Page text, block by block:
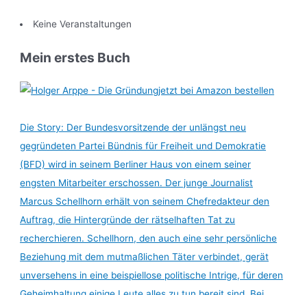
Keine Veranstaltungen
Mein erstes Buch
jetzt bei Amazon bestellen
Die Story: Der Bundesvorsitzende der unlängst neu
gegründeten Partei Bündnis für Freiheit und Demokratie
(BFD) wird in seinem Berliner Haus von einem seiner
engsten Mitarbeiter erschossen. Der junge Journalist
Marcus Schellhorn erhält von seinem Chefredakteur den
Auftrag, die Hintergründe der rätselhaften Tat zu
recherchieren. Schellhorn, den auch eine sehr persönliche
Beziehung mit dem mutmaßlichen Täter verbindet, gerät
unversehens in eine beispiellose politische Intrige, für deren